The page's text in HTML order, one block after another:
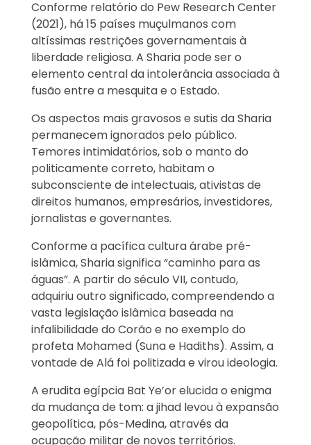
Conforme relatório do Pew Research Center
(2021), há 15 países muçulmanos com
altíssimas restrições governamentais à
liberdade religiosa. A Sharia pode ser o
elemento central da intolerância associada à
fusão entre a mesquita e o Estado.
Os aspectos mais gravosos e sutis da Sharia
permanecem ignorados pelo público.
Temores intimidatórios, sob o manto do
politicamente correto, habitam o
subconsciente de intelectuais, ativistas de
direitos humanos, empresários, investidores,
jornalistas e governantes.
Conforme a pacífica cultura árabe pré-
islâmica, Sharia significa “caminho para as
águas”. A partir do século VII, contudo,
adquiriu outro significado, compreendendo a
vasta legislação islâmica baseada na
infalibilidade do Corão e no exemplo do
profeta Mohamed (Suna e Hadiths). Assim, a
vontade de Alá foi politizada e virou ideologia.
A erudita egípcia Bat Ye’or elucida o enigma
da mudança de tom: a jihad levou à expansão
geopolítica, pós-Medina, através da
ocupação militar de novos territórios.